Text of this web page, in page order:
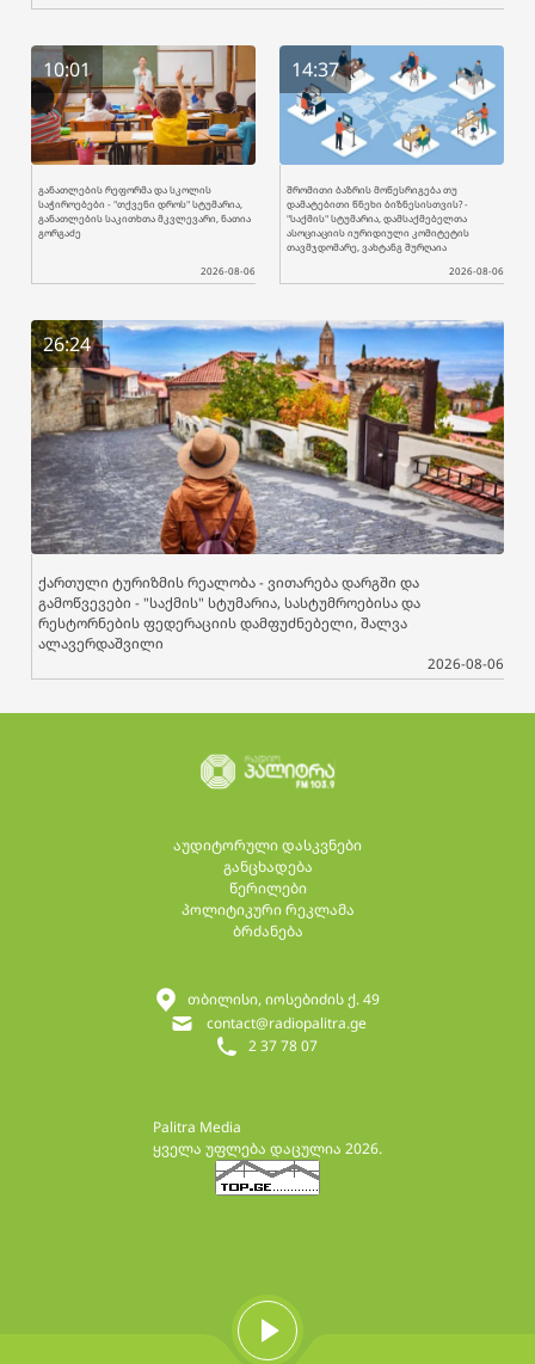
10:01
განათლების რეფორმა და სკოლის
საჭიროებები - "თქვენი დროს" სტუმარია,
განათლების საკითხთა მკვლევარი, ნათია
გორგაძე
2026-08-06
14:37
შრომითი ბაზრის მოწესრიგება თუ
დამატებითი წნეხი ბიზნესისთვის? -
"საქმის" სტუმარია, დამსაქმებელთა
ასოციაციის იურიდიული კომიტეტის
თავმჯდომარე, ვახტანგ შურღაია
2026-08-06
26:24
ქართული ტურიზმის რეალობა - ვითარება დარგში და
გამოწვევები - "საქმის" სტუმარია, სასტუმროებისა და
რესტორნების ფედერაციის დამფუძნებელი, შალვა
ალავერდაშვილი
2026-08-06
აუდიტორული დასკვნები
განცხადება
წერილები
პოლიტიკური რეკლამა
ბრძანება
Palitra Media
ყველა უფლება დაცულია 2026.
2 37 78 07
contact@radiopalitra.ge
თბილისი, იოსებიძის ქ. 49